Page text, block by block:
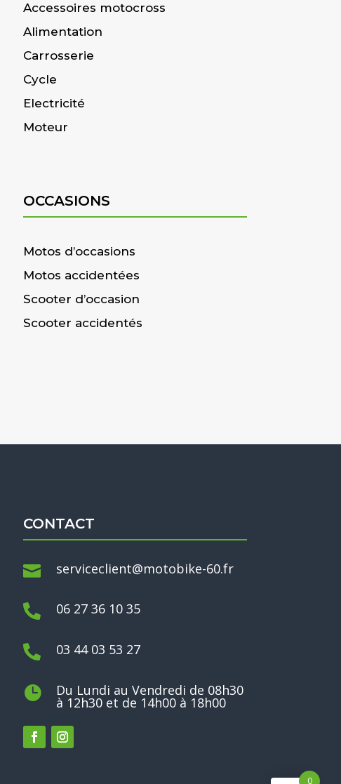
Accessoires motocross
Alimentation
Carrosserie
Cycle
Electricité
Moteur
OCCASIONS
Motos d’occasions
Motos accidentées
Scooter d’occasion
Scooter accidentés
CONTACT
 serviceclient@motobike-60.fr
 06 27 36 10 35
 03 44 03 53 27
 Du Lundi au Vendredi de 08h30
à 12h30 et de 14h00 à 18h00
0